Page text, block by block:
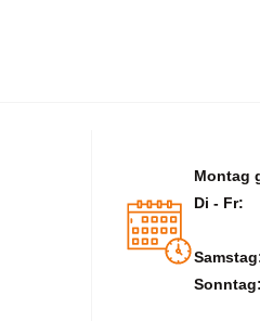
Montag
Di - Fr:
Sonntag: